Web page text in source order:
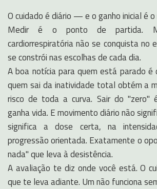
O cuidado é diário — e o ganho inicial é
Medir é o ponto de partida.
cardiorrespiratória não se conquista no
se constrói nas escolhas de cada dia.
A boa notícia para quem está parado é
quem sai da inatividade total obtém a
risco de toda a curva. Sair do "zero"
ganha vida. E movimento diário não
significa a dose certa, na
progressão orientada. Exatamente o
nada" que leva à desistência.
A avaliação te diz onde você está. O
que te leva adiante. Um não funciona